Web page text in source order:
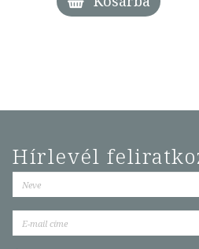
Hírlevél